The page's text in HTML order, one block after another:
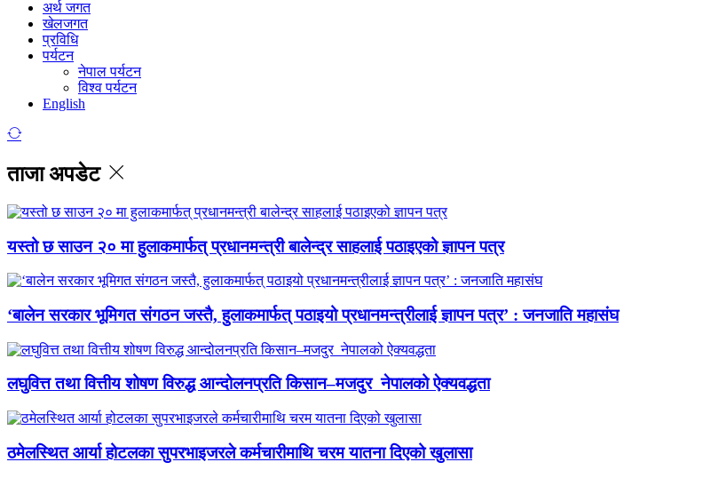
अर्थ जगत
खेलजगत
प्रविधि
पर्यटन
नेपाल पर्यटन
विश्व पर्यटन
English
ताजा अपडेट
यस्तो छ साउन २० मा हुलाकमार्फत् प्रधानमन्त्री बालेन्द्र साहलाई पठाइएको ज्ञापन पत्र
‘बालेन सरकार भूमिगत संगठन जस्तै, हुलाकमार्फत् पठाइयो प्रधानमन्त्रीलाई ज्ञापन पत्र’ : जनजाति महासंघ
लघुवित्त तथा वित्तीय शोषण विरुद्ध आन्दोलनप्रति किसान–मजदुर नेपालको ऐक्यवद्धता
ठमेलस्थित आर्या होटलका सुपरभाइजरले कर्मचारीमाथि चरम यातना दिएको खुलासा